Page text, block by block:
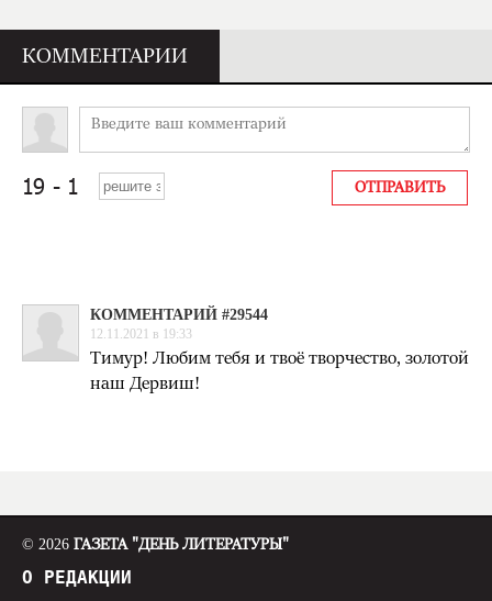
КОММЕНТАРИИ
КОММЕНТАРИЙ #29544
12.11.2021 в 19:33
Тимур! Любим тебя и твоё творчество, золотой
наш Дервиш!
© 2026 ГАЗЕТА "ДЕНЬ ЛИТЕРАТУРЫ"
О РЕДАКЦИИ